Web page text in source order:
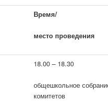
Время/
место проведения
18.00 – 18.30
общешкольное
комитетов